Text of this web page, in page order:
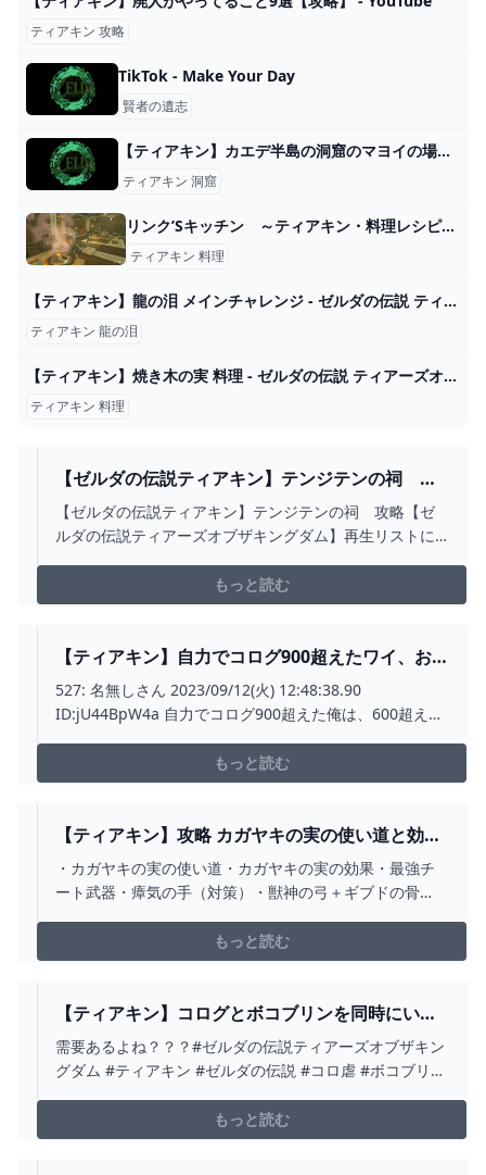
ティアキン 攻略
TikTok - Make Your Day
賢者の遺志
【ティアキン】カエデ半島の洞窟のマヨイの場所と行き方【ゼルダの伝説ティアーズオブザキングダム】 - ゲームウィズ
ティアキン 洞窟
リンク’Sキッチン ～ティアキン・料理レシピ全制覇記念～｜siki
ティアキン 料理
【ティアキン】龍の泪 メインチャレンジ - ゼルダの伝説 ティアーズオブザキングダム 攻略Wiki ティアキン ： ヘイグ攻略まとめWiki
ティアキン 龍の泪
【ティアキン】焼き木の実 料理 - ゼルダの伝説 ティアーズオブザキングダム 攻略Wiki ティアキン ： ヘイグ攻略まとめWiki
ティアキン 料理
【ゼルダの伝説ティアキン】テンジテンの祠 攻
略【ゼルダの伝説ティアーズオブザキングダム】 -
YOUTUBE
【ゼルダの伝説ティアキン】テンジテンの祠 攻略【ゼ
ルダの伝説ティアーズオブザキングダム】再生リストに
す(^ω^*)⇩ のURLは再生リストのリンクです(^ω^*)
https://www.youtube.com/playlist?
もっと読む
【ティアキン】自力でコログ900超えたワイ、お面
が反応したら文字通り秒で場所を特定できるよう
になる【ティアーズオブザキングダム】 ゼルダの
527: 名無しさん 2023/09/12(火) 12:48:38.90
ID:jU44BpW4a 自力でコログ900超えた俺は、600超えた
できる。 最近探し回ったのは3つも無いと思う
もっと読む
【ティアキン】攻略 カガヤキの実の使い道と効果
(裏技)【ゼルダの伝説 ティアーズ オブ ザ キングダ
ム】 - YOUTUBE
・カガヤキの実の使い道・カガヤキの実の効果・最強チ
ート武器・瘴気の手（対策）・獣神の弓＋ギブドの骨
ダ専門チャンネル━━━━━━━━━━━━━━━ 再生
リスト ━━━━━━━━━━━━━━━ ◆ 人気おめが動
もっと読む
【ティアキン】コログとボコブリンを同時にいじ
めるリンク【ゼルダの伝説 ティアーズ オブ ザ キ
ングダム】 - YOUTUBE
需要あるよね？？？#ゼルダの伝説ティアーズオブザキン
グダム #ティアキン #ゼルダの伝説 #コロ虐 #ボコブリン
もっと読む